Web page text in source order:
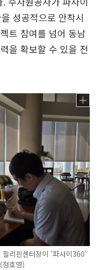
성공적으로 안착시
트 참여를 넘어 동남
을 확보할 수 있을 전
리핀센터장이 '파사이360'
정호영)